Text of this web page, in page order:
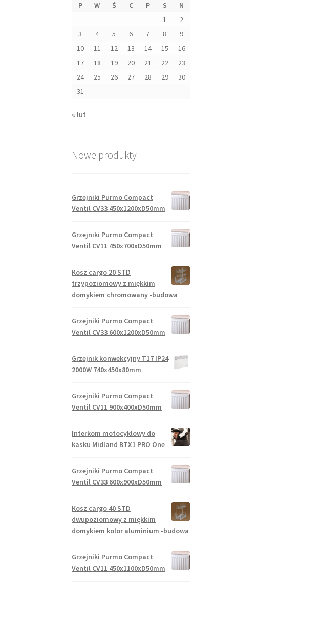
P W Ś C P S
N
1
2
3
4 5 6 7 8
9
10
11 12 13 14 15
16
17
18 19 20 21 22
23
24
25 26 27 28 29
30
31
« lut
Nowe produkty
Grzejniki Purmo Compact
Ventil CV33 450x1200xD50mm
Grzejniki Purmo Compact
Ventil CV11 450x700xD50mm
Kosz cargo 20 STD
trzypoziomowy z miękkim
domykiem chromowany -budowa
Grzejniki Purmo Compact
Ventil CV33 600x1200xD50mm
Grzejnik konwekcyjny T17 IP24
2000W 740x450x80mm
Grzejniki Purmo Compact
Ventil CV11 900x400xD50mm
Interkom motocyklowy do
kasku Midland BTX1 PRO One
Grzejniki Purmo Compact
Ventil CV33 600x900xD50mm
Kosz cargo 40 STD
dwupoziomowy z miękkim
domykiem kolor aluminium -budowa
Grzejniki Purmo Compact
Ventil CV11 450x1100xD50mm